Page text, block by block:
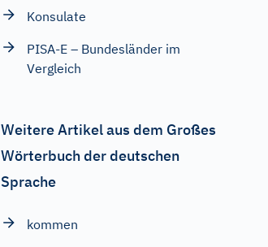
Konsulate
PISA-E – Bundesländer im
Vergleich
Weitere Artikel aus dem Großes
Wörterbuch der deutschen
Sprache
kommen